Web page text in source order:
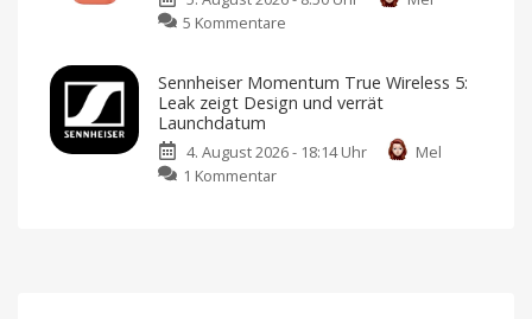
iPhone
und
und
Erinnerungen
für
5 Kommentare
Pro:
Open-
Kopfhörer
Sennheiser Momentum True Wireless 5:
Leak zeigt Design und verrät
Launchdatum
4. August 2026 - 18:14 Uhr
Mel
1 Kommentar